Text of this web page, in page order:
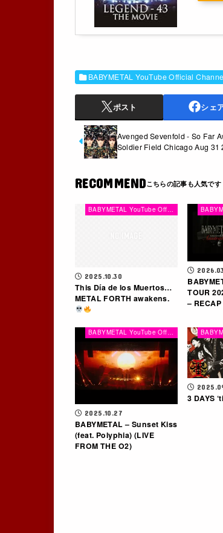
BABYMETAL YouTube Official
ポスト シェ
Avenged Sevenfold - So Far
Soldier Field Chicago Aug 31
RECOMMEND
2025.10.30
This Día de los Muertos…
METAL FORTH awakens.
TOUR
– RECAP
BABYMETAL YouTube Official Channel
2025.10.27
BABYMETAL – Sunset Kiss
(feat. Polyphia) (LIVE
FROM THE O2)
3 DAYS